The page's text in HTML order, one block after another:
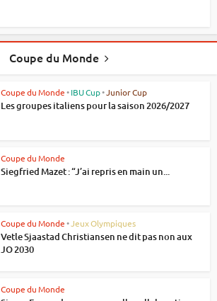
Coupe du Monde
Coupe du Monde•IBU Cup•Junior Cup
Les groupes italiens pour la saison 2026/2027
Coupe du Monde
Siegfried Mazet : “J’ai repris en main un...
Coupe du Monde•Jeux Olympiques
Vetle Sjaastad Christiansen ne dit pas non aux
JO 2030
Coupe du Monde